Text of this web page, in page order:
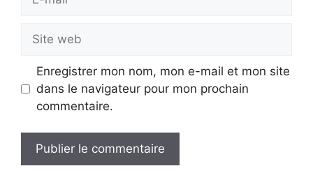
mail
web
Enregistrer mon nom, mon e-mail et mon site
dans le navigateur pour mon prochain
commentaire.